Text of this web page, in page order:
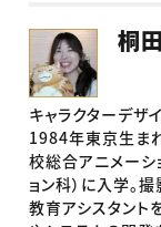
桐
キャラクターデザ
1984年東京生ま
校総合アニメーシ
ョン科）に入学。
教育アシスタント